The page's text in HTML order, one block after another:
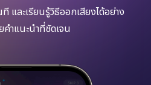
และเรียนรู้วิธีออกเสียงได้อย่าง
ำแนะนำที่ชัดเจน